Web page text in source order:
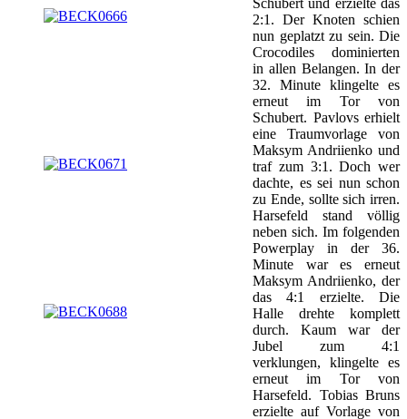
Schubert und erzielte das
2:1. Der Knoten schien
nun geplatzt zu sein. Die
Crocodiles dominierten
in allen Belangen. In der
32. Minute klingelte es
erneut im Tor von
Schubert. Pavlovs erhielt
eine Traumvorlage von
Maksym Andriienko und
traf zum 3:1. Doch wer
dachte, es sei nun schon
zu Ende, sollte sich irren.
Harsefeld stand völlig
neben sich. Im folgenden
Powerplay in der 36.
Minute war es erneut
Maksym Andriienko, der
das 4:1 erzielte. Die
Halle drehte komplett
durch. Kaum war der
Jubel zum 4:1
verklungen, klingelte es
erneut im Tor von
Harsefeld. Tobias Bruns
erzielte auf Vorlage von